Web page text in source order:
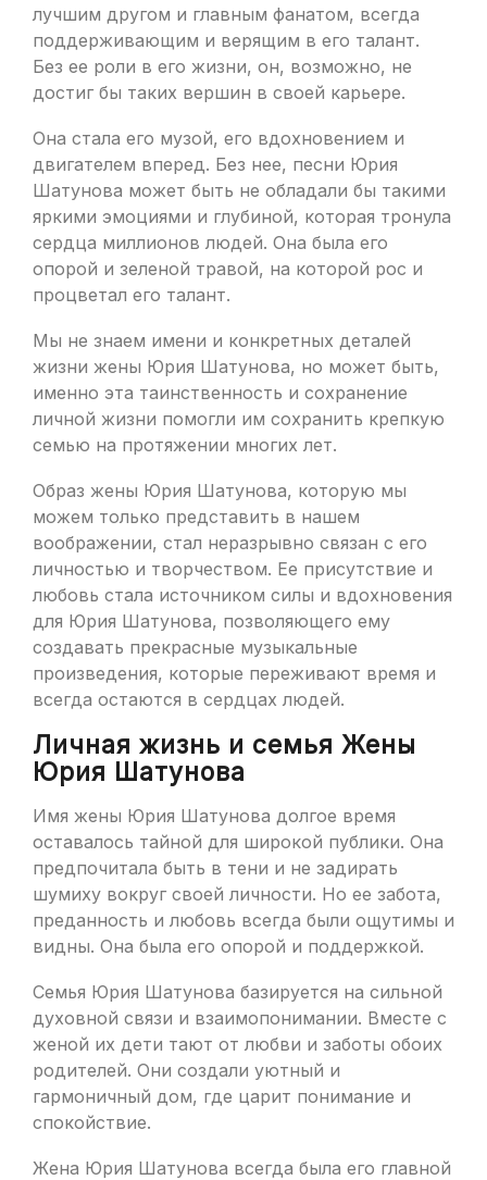
лучшим другом и главным фанатом, всегда
поддерживающим и верящим в его талант.
Без ее роли в его жизни, он, возможно, не
достиг бы таких вершин в своей карьере.
Она стала его музой, его вдохновением и
двигателем вперед. Без нее, песни Юрия
Шатунова может быть не обладали бы такими
яркими эмоциями и глубиной, которая тронула
сердца миллионов людей. Она была его
опорой и зеленой травой, на которой рос и
процветал его талант.
Мы не знаем имени и конкретных деталей
жизни жены Юрия Шатунова, но может быть,
именно эта таинственность и сохранение
личной жизни помогли им сохранить крепкую
семью на протяжении многих лет.
Образ жены Юрия Шатунова, которую мы
можем только представить в нашем
воображении, стал неразрывно связан с его
личностью и творчеством. Ее присутствие и
любовь стала источником силы и вдохновения
для Юрия Шатунова, позволяющего ему
создавать прекрасные музыкальные
произведения, которые переживают время и
всегда остаются в сердцах людей.
Личная жизнь и семья Жены
Юрия Шатунова
Имя жены Юрия Шатунова долгое время
оставалось тайной для широкой публики. Она
предпочитала быть в тени и не задирать
шумиху вокруг своей личности. Но ее забота,
преданность и любовь всегда были ощутимы и
видны. Она была его опорой и поддержкой.
Семья Юрия Шатунова базируется на сильной
духовной связи и взаимопонимании. Вместе с
женой их дети тают от любви и заботы обоих
родителей. Они создали уютный и
гармоничный дом, где царит понимание и
спокойствие.
Жена Юрия Шатунова всегда была его главной